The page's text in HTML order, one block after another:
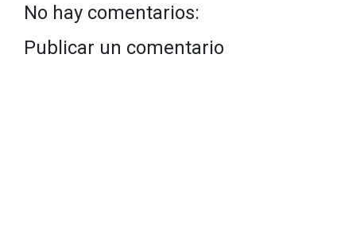
No hay comentarios:
Publicar un comentario